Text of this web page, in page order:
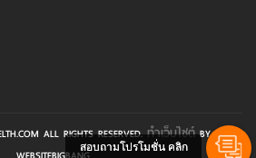
ALL RIGHTS RESERVED.ทำเว็บไซต์BY
สอบถามโปรโมชั่น คลิก